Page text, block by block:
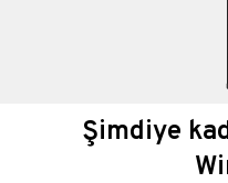
Şimdiye